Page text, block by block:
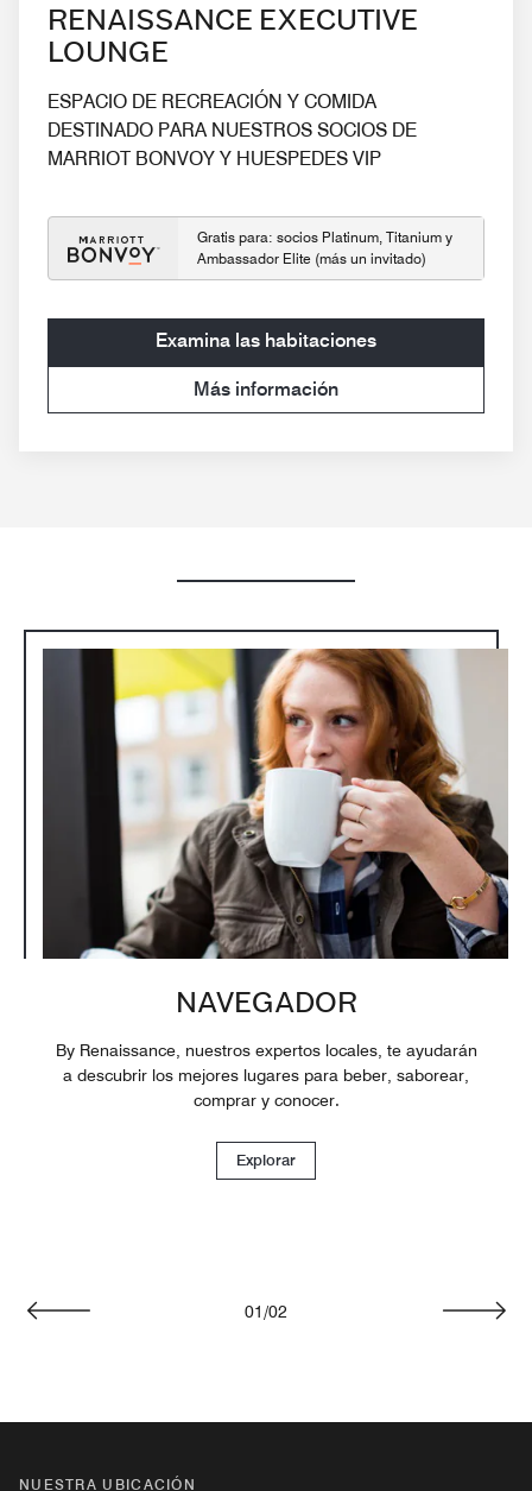
RENAISSANCE EXECUTIVE
LOUNGE
ESPACIO DE RECREACIÓN Y COMIDA
DESTINADO PARA NUESTROS SOCIOS DE
MARRIOT BONVOY Y HUESPEDES VIP
Gratis para: socios Platinum, Titanium y
Ambassador Elite (más un invitado)
Examina las habitaciones
Más información
NAVEGADOR
By Renaissance, nuestros expertos locales, te ayudarán
a descubrir los mejores lugares para beber, saborear,
comprar y conocer.
Explorar
01 /02
NUESTRA UBICACIÓN